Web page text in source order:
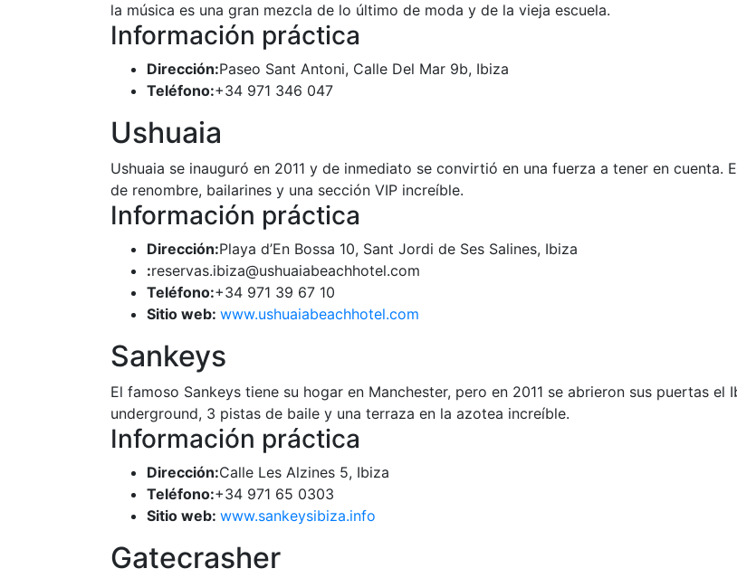
la música es una gran mezcla de lo último de moda y de la vieja escuela.
Información práctica
Dirección:Paseo Sant Antoni, Calle Del Mar 9b, Ibiza
Teléfono:+34 971 346 047
Ushuaia
Ushuaia se inauguró en 2011 y de inmediato se convirtió en una fuerza a tener en cuenta.
de renombre, bailarines y una sección VIP increíble.
Información práctica
Dirección:Playa d’En Bossa 10, Sant Jordi de Ses Salines, Ibiza
:reservas.ibiza@ushuaiabeachhotel.com
Teléfono:+34 971 39 67 10
Sitio web: www.ushuaiabeachhotel.com
Sankeys
El famoso Sankeys tiene su hogar en Manchester, pero en 2011 se abrieron sus puertas
underground, 3 pistas de baile y una terraza en la azotea increíble.
Información práctica
Dirección:Calle Les Alzines 5, Ibiza
Teléfono:+34 971 65 0303
Sitio web: www.sankeysibiza.info
Gatecrasher